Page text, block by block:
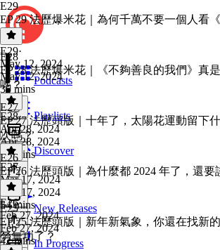
Podcasts
Playlists
Discover
New Releases
In Progress
E29
EP 29 法歷爆米花｜為何千萬不要一個人看
E29·
May 12, 2024
May 12, 2024
35 mins
E28
EP 28 法歷爆米花｜《不夠善良的我們》真
嗎？
E28·
Apr 28, 2024
Apr 28, 2024
50 mins
E27
EP 27 法歷頭版｜十年了，太陽花運動留下
次嗎？
E27·
Mar 17, 2024
Mar 17, 2024
54 mins
E26
EP 26 法歷頭版｜為什麼都 2024 年了，還要
E26·
Feb 27, 2024
Feb 27, 2024
42 mins
E25
EP 25 法歷頭版｜新年新氣象，你還在找新
勞無功了？